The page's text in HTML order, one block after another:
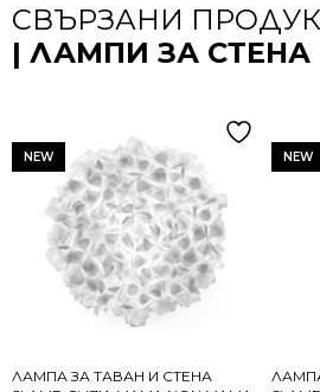
СВЪРЗАНИ
| ЛАМПИ ЗА СТЕНА
NEW
ЛАМПА ЗА ТАВАН И СТЕНА
NEW